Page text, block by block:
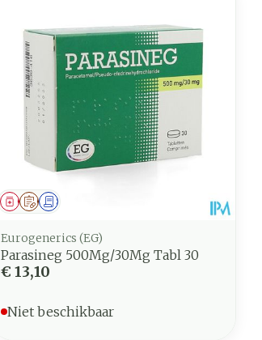
Op voorschrift
GeneesmiddelSchriftelijke aanvraag
Eurogenerics (EG)
Parasineg 500Mg/30Mg Tabl 30
€ 13,10
Niet beschikbaar